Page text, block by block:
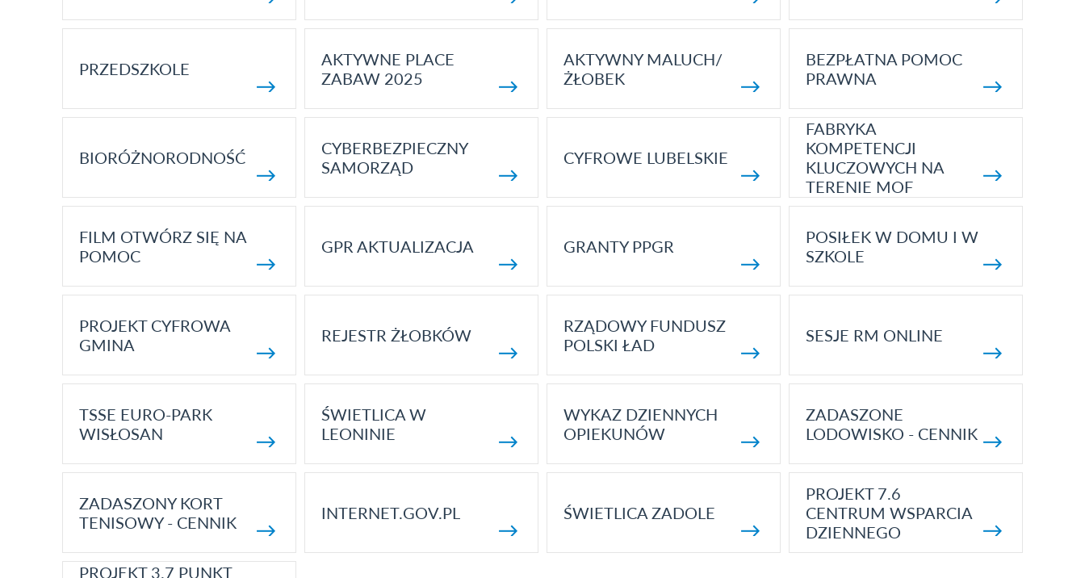
PRZEDSZKOLE
AKTYWNE PLACE
ZABAW 2025
AKTYWNY MALUCH/
ŻŁOBEK
BEZPŁATNA POMOC
PRAWNA
BIORÓŻNORODNOŚĆ
CYBERBEZPIECZNY
SAMORZĄD
CYFROWE LUBELSKIE
FABRYKA
KOMPETENCJI
KLUCZOWYCH NA
TERENIE MOF
FILM OTWÓRZ SIĘ NA
POMOC
GPR AKTUALIZACJA GRANTY PPGR
POSIŁEK W DOMU I W
SZKOLE
PROJEKT CYFROWA
GMINA
REJESTR ŻŁOBKÓW
RZĄDOWY FUNDUSZ
POLSKI ŁAD
SESJE RM ONLINE
TSSE EURO-PARK
WISŁOSAN
ŚWIETLICA W
LEONINIE
WYKAZ DZIENNYCH
OPIEKUNÓW
ZADASZONE
LODOWISKO - CENNIK
ZADASZONY KORT
TENISOWY - CENNIK
INTERNET.GOV.PL ŚWIETLICA ZADOLE
PROJEKT 7.6
CENTRUM WSPARCIA
DZIENNEGO
PROJEKT 3.7 PUNKT